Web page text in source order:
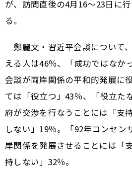
が、訪問直後の4月16～23日に
る。
鄭麗文・習近平会談について
える人は46％、「成功ではなか
会談が両岸関係の平和的発展に
ては「役立つ」43％、「役立た
府が交渉を行なうことには「支
しない」19％。「92年コンセン
岸関係を発展させることには「
持しない」32％。